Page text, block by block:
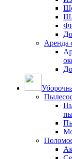
Аренда